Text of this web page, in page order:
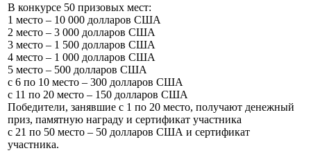
В конкурсе 50 призовых мест:
1 место – 10 000 долларов США
2 место – 3 000 долларов США
3 место – 1 500 долларов США
4 место – 1 000 долларов США
5 место – 500 долларов США
с 6 по 10 место – 300 долларов США
с 11 по 20 место – 150 долларов США
Победители, занявшие с 1 по 20 место, получают денежный
приз, памятную награду и сертификат участника
с 21 по 50 место – 50 долларов США и сертификат
участника.